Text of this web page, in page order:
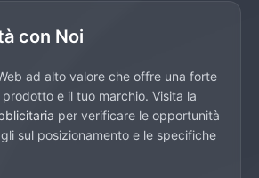
con Noi
ad alto valore che offre una forte
e il tuo marchio. Visita la
per verificare le opportunità
sul posizionamento e le specifiche